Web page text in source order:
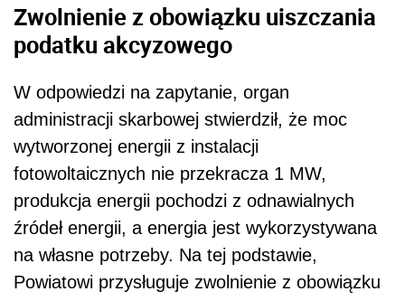
Zwolnienie z obowiązku uiszczania
podatku akcyzowego
W odpowiedzi na zapytanie, organ
administracji skarbowej stwierdził, że moc
wytworzonej energii z instalacji
fotowoltaicznych nie przekracza 1 MW,
produkcja energii pochodzi z odnawialnych
źródeł energii, a energia jest wykorzystywana
na własne potrzeby. Na tej podstawie,
Powiatowi przysługuje zwolnienie z obowiązku